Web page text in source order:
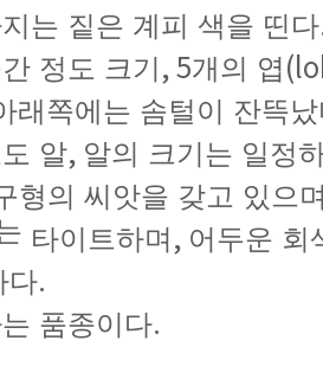
는 짙은 계피 색을 띤다
정도 크기 , 5개의 엽
래쪽에는 솜털이
잔뜩
알, 알의 크기는 일정
형의 씨앗을 갖고 있으
타이트하며 , 어두운 회
다.
품종이다.